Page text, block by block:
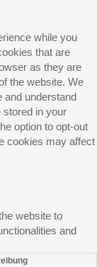
while you
that are
as they are
the website. We
and understand
stored in your
option to opt-out
cookies may affect
website to
and